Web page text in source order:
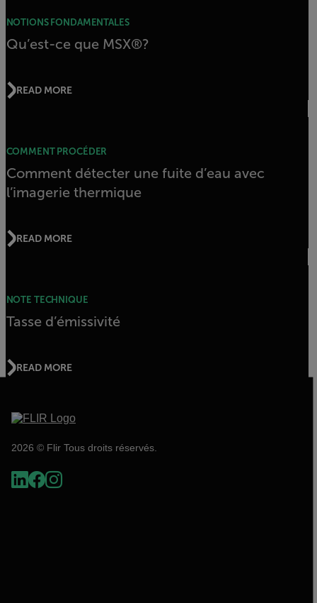
NOTIONS FONDAMENTALES
Qu’est-ce que MSX®?
READ MORE
COMMENT PROCÉDER
Comment détecter une fuite d’eau avec
l’imagerie thermique
READ MORE
NOTE TECHNIQUE
Tasse d’émissivité
READ MORE
2026 © Flir Tous droits réservés.